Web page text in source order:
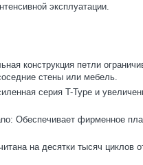
эксплуатации.
конструкция петли
стены или мебель.
серия T-Type и
Обеспечивает фирменное
на десятки тысяч циклов